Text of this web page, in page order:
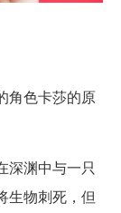
角色卡莎的原
深渊中与一只
生物刺死，但